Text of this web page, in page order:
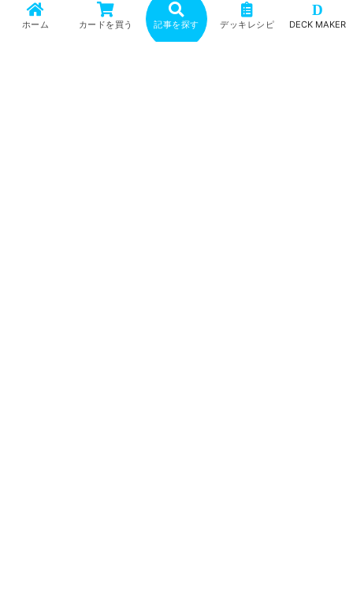
ホーム カードを買う 記事を探す デッキレシピ
D
DECK MAKER
環境
デッキレシピ
デッキレシピ
デッキテーマ解説